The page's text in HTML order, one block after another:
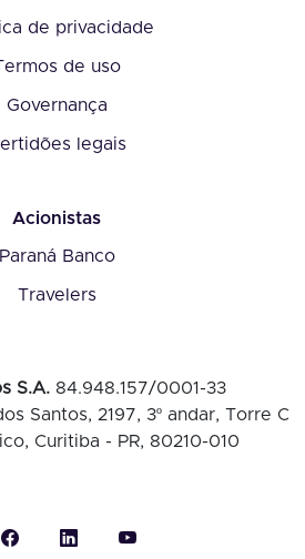
de privacidade
de uso
Governança
legais
Acionistas
Paraná Banco
Travelers
S.A. 84.948.157/0001-33
Santos, 2197, 3º andar, Torre C
Curitiba - PR, 80210-010